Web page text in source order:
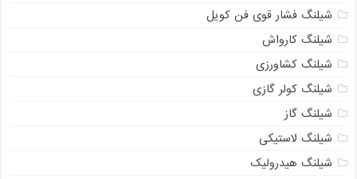
شیلنگ فشار قوی فن کویل
شیلنگ کارواش
شیلنگ کشاورزی
شیلنگ کولر گازی
شیلنگ گاز
شیلنگ لاستیکی
شیلنگ هیدرولیک